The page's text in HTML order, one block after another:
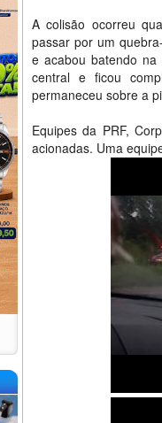
A colisão ocorreu
passar por um
e acabou batendo
central e ficou
permaneceu sobre a
Equipes da PRF,
acionadas. Uma